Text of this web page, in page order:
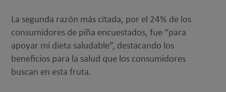
La segunda razón más citada, por el 24% de los
consumidores de piña encuestados, fue “para
apoyar mi dieta saludable”, destacando los
beneficios para la salud que los consumidores
buscan en esta fruta.